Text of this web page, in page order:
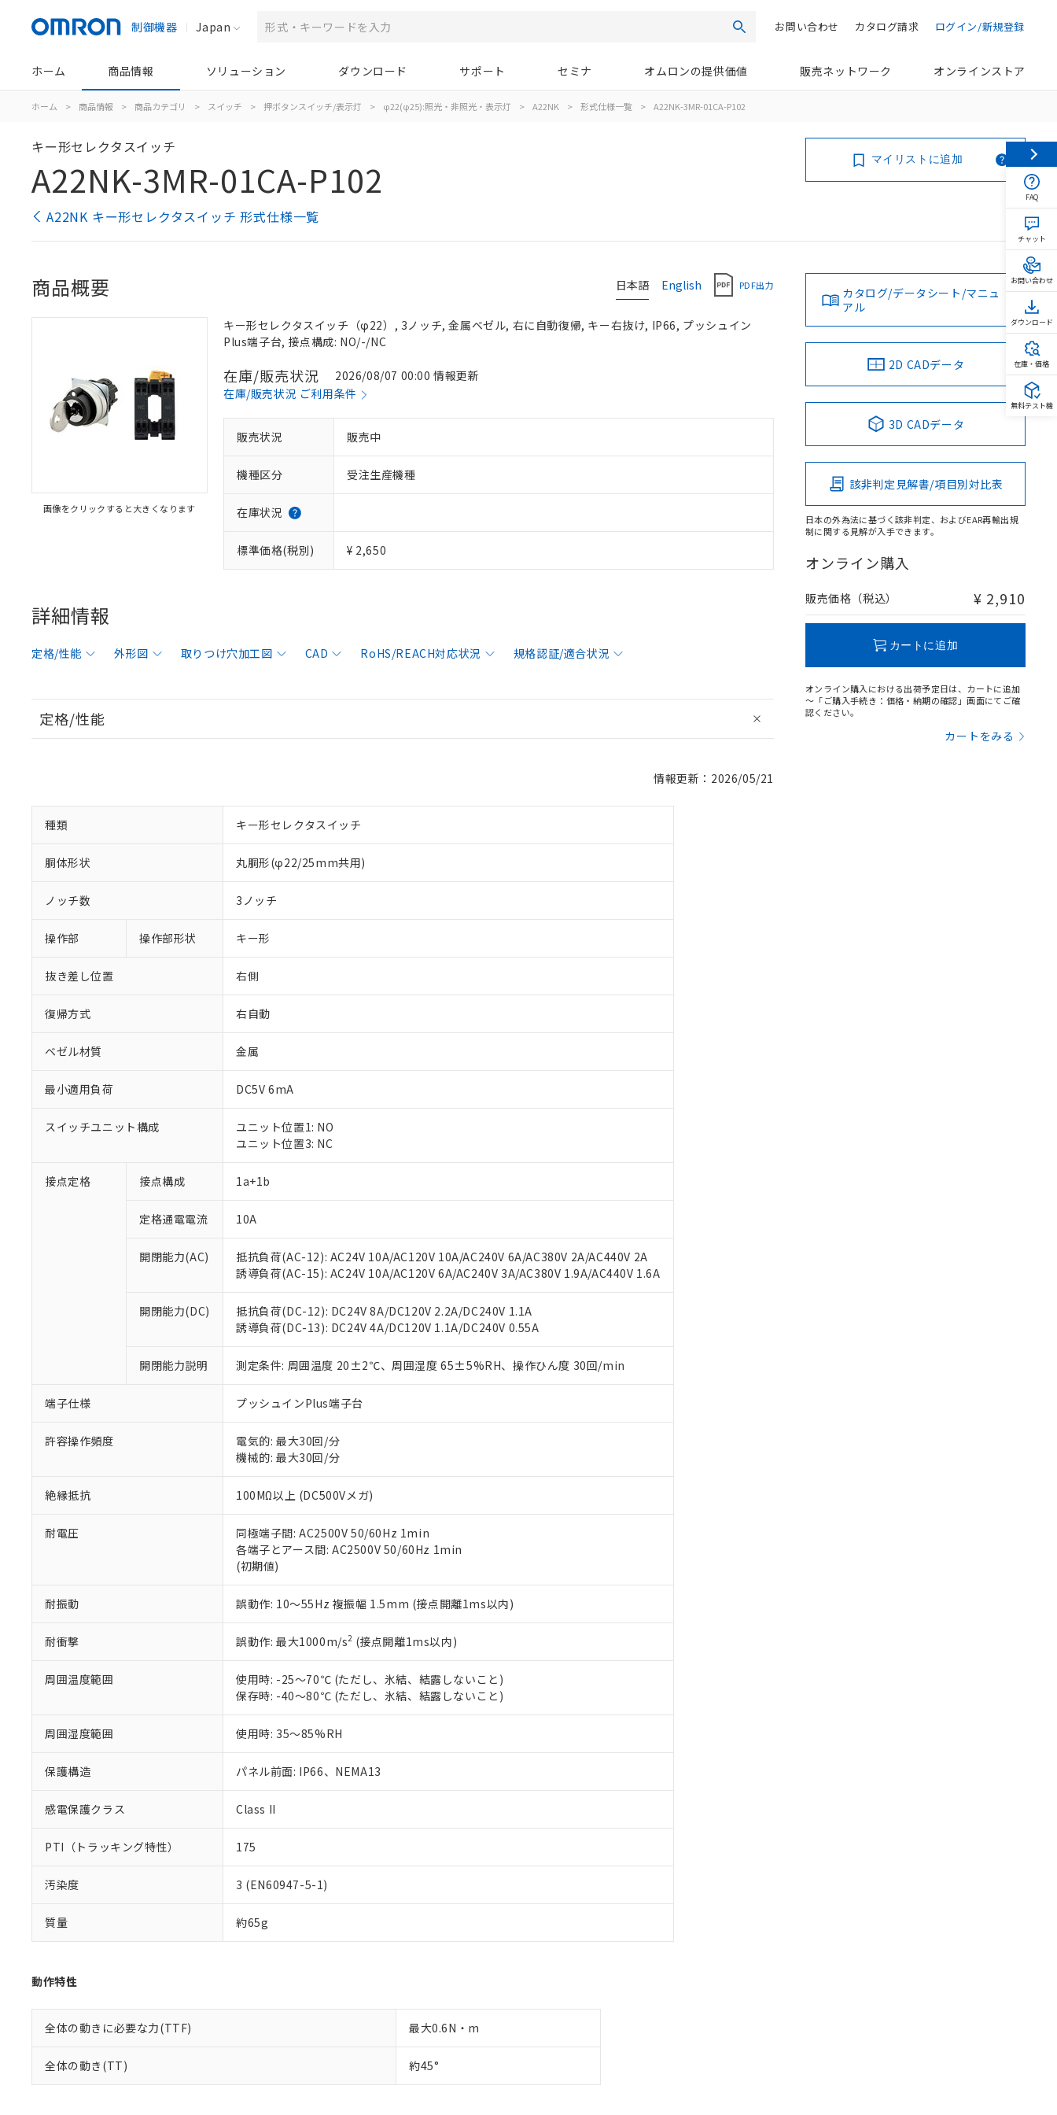
制御機器 Japan 検索 ログイン/新規登録
カタログ請求
お問い合わせ
ホーム 商品情報 ソリューション ダウンロード サポート セミナ オムロンの提供価値 販売ネットワーク オンラインストア
ホーム > 商品情報 > 商品カテゴリ > スイッチ > 押ボタンスイッチ/表示灯 > φ22(φ25):照光・非照光・表示灯 > A22NK > 形式仕様一覧 > A22NK-3MR-01CA-P102
キー形セレクタスイッチ
A22NK-3MR-01CA-P102
A22NK キー形セレクタスイッチ 形式仕様一覧
マイリストに追加
日本語 English PDF出力
商品概要
画像をクリックすると大きくなります
キー形セレクタスイッチ（φ22）, 3ノッチ, 金属ベゼル, 右に自動復帰, キー右抜け, IP66, プッシュイン
Plus端子台, 接点構成: NO/-/NC
在庫/販売状況
2026/08/07 00:00 情報更新
在庫/販売状況 ご利用条件
販売状況 販売中
機種区分 受注生産機種
在庫状況
標準価格(税別) ¥ 2,650
詳細情報
定格/性能 外形図 取りつけ穴加工図 CAD RoHS/REACH対応状況 規格認証/適合状況
定格/性能
情報更新：2026/05/21
種類 キー形セレクタスイッチ
胴体形状 丸胴形(φ22/25mm共用)
ノッチ数 3ノッチ
操作部 操作部形状 キー形
抜き差し位置 右側
復帰方式 右自動
ベゼル材質 金属
最小適用負荷 DC5V 6mA
スイッチユニット構成
ユニット位置1: NO
ユニット位置3: NC
接点定格 接点構成 1a+1b
定格通電電流 10A
開閉能力(AC)
抵抗負荷(AC-12): AC24V 10A/AC120V 10A/AC240V 6A/AC380V 2A/AC440V 2A
誘導負荷(AC-15): AC24V 10A/AC120V 6A/AC240V 3A/AC380V 1.9A/AC440V 1.6A
開閉能力(DC)
抵抗負荷(DC-12): DC24V 8A/DC120V 2.2A/DC240V 1.1A
誘導負荷(DC-13): DC24V 4A/DC120V 1.1A/DC240V 0.55A
開閉能力説明 測定条件: 周囲温度 20±2℃、周囲湿度 65±5%RH、操作ひん度 30回/min
端子仕様 プッシュインPlus端子台
許容操作頻度
電気的: 最大30回/分
機械的: 最大30回/分
絶縁抵抗 100MΩ以上 (DC500Vメガ)
耐電圧
同極端子間: AC2500V 50/60Hz 1min
各端子とアース間: AC2500V 50/60Hz 1min
(初期値)
耐振動 誤動作: 10～55Hz 複振幅 1.5mm (接点開離1ms以内)
耐衝撃 誤動作: 最大1000m/s2 (接点開離1ms以内)
周囲温度範囲
使用時: -25～70℃ (ただし、氷結、結露しないこと)
保存時: -40～80℃ (ただし、氷結、結露しないこと)
周囲湿度範囲 使用時: 35～85%RH
保護構造 パネル前面: IP66、NEMA13
感電保護クラス Class II
PTI（トラッキング特性） 175
汚染度 3 (EN60947-5-1)
質量 約65g
動作特性
全体の動きに必要な力(TTF) 最大0.6N・m
全体の動き(TT) 約45°
カタログ/データシート/マニュ
アル
2D CADデータ
3D CADデータ
該非判定見解書/項目別対比表
日本の外為法に基づく該非判定、およびEAR再輸出規
制に関する見解が入手できます。
オンライン購入
販売価格（税込） ¥ 2,910
カートに追加
オンライン購入における出荷予定日は、カートに追加
～「ご購入手続き：価格・納期の確認」画面にてご確
認ください。
カートをみる
ご利用条件
以下の条件をお読みいただき、同意のうえご利用ください。
本サービスは、当社制御機器事業取扱商品の当社在庫状況および標準価格(税抜)を提供させていただ
くものです。
当社制御機器事業取扱商品の中には、本サービスの対象外となる商品もあることをご了承ください。
在庫状況および標準価格照会結果は、記載している更新日時点での社内データに基づき作成されるも
のであり、閲覧された時点での実際の在庫および標準価格とは異なる場合があることをご了承くださ
正式な納期状況および標準価格はお客様のお取引先、またはお客様担当のオムロン制御機器販売店・
当社販売員にご相談ください。
在庫状況および標準価格結果を当社の事前の承諾なく第三者に漏洩または開示しないようお願いしま
す。
ている必要があります。
お客様が当ウェブサイト上で当社にご登録された部品リストについて、当社および当社の共同利用者
が、当社の製品・サービスに関するお客様との取引・商談に必要な範囲で利用することをご了承くだ
さい。
※当社の共同利用者とは、
"個人情報の共同利用に関して"
※1 対応状況
対応済み：EU RoHS指令（10物質）の非含有に対応した製品が提供可能な商品です。
対応予定：EU RoHS指令（10物質）の非含有に対応した製品に切り替える予定のある商品です。
対応予定なし：EU RoHS指令（10物質）の非含有に非対応の商品で、対応品を出す予定はありません。
調査・確認中：EU RoHS指令（10物質）の非含有の対応状況を調査中または確認中の商品です。
非該当品：ライセンス料など無形物で、有害物質有無と関係のない商品です。
仕入先様の事情により、非含有部品としていたものが、含有品と判明した場合などやむを得ず変更すること
*EU RoHS指令（10物質）：
鉛(Pb) 1000ppm以下、 水銀(Hg) 1000ppm以下、 カドミウム(Cd) 100ppm以下、
六価クロム(Cr(Ⅵ)) 1000ppm以下、ポリ臭化ビフェニル類(PBB) 1000ppm以下、ポリ臭化ジフェニルエーテル類(PBDE) 1000ppm以下、
フタル酸ビス(2-エチルヘキシル) (DEHP)(別名：DOP) 1000ppm以下、フタル酸ブチルベンジル（BBP） 1000ppm以下、フタル酸ジブチ
ル（DBP） 1000ppm以下、フタル酸ジイソブチル (DIBP) 1000ppm以下
但し、RoHS指令で産業用監視および制御機器に対する適用除外項目は除く。
フタル酸エステル類の４物質については閾値を超える意図的な使用がないことを確認しています。
※2 対応予定月
部品在庫の切り替え状況などにより、予定月が前後することがあります。
※3 非含有証明書ダウンロード
下記の非含有証明書をダウンロードすることができます。
EU RoHS指令（10物質）の非含有証明書
51物質の非含有証明書（当社基準）
※本証明書は発行日時点で非含有を証明するもので、過去に遡って非含有を証明するものではありません。
混在することから備考欄に対応日を記載しておりました。
既に当社にて対応品への在庫切替を完了していることから、特段のことがない限り、2022年1月12日よ
り割愛しております。
※1 中国RoHS○×表
「○」：最大均質材料含有率が中国RoHSの基準値以下であることを示します。
「×」：最大均質材料含有率が中国RoHSの基準値を超えていることを示します。
「－」：未確認です。当社販売部門へお問い合わせください。
Pb(鉛) :1000ppm、 Hg(水銀) : 1000ppm、 Cd(カドミウム) : 100ppm、
Cr(Ⅵ)(六価クロム) : 1000ppm、 PBBs(ポリ臭化ビフェニル類) : 1000ppm、 PBDEs(ポリ臭化ジフェニルエーテル類) : 1000ppm、
DBP(フタル酸ジブチル) : 1000ppm、 DIBP(フタル酸ジイソブチル) : 1000ppm、 BBP(フタル酸ブチルベンジル) : 1000ppm、
DEHP(フタル酸ビス(2-エチルヘキシル)) : 1000ppm
※2 環境保護使用期限
「ｅ」：有害物質（10物質）のすべてが基準値以下であることを示します。
「10」：通常の使用状況下において有害物質が外部に漏えいし、環境に深刻な影響を及ぼさない年数を意
「－」：未確認です。当社販売部門へお問い合わせください。
う）を輸出または国外への提供する場合は、日本国政府の輸出許可(または役務取引許可)を取得する
などの必要な手続きをとります。
当社は規制貨物を破棄する場合は、完全に破砕するなど、違法に輸出されないよう必要な手段を講じ
ます。
当社は貴社製品を、核兵器、ミサイル、化学兵器、生物兵器またはその他武器並びにこれらの製造装
置等に一切使用いたしません。
当社は、貴社製品を第三者に販売する場合は、上記1、2および3の内容を当該第三者に通知します。
たしません。
合意する キャンセル
○ 一定数以上の在庫あり
△ 一定数には満たないが在庫あり
－
在庫なし(最新の在庫状況については、お客様のお取引先、またはお客様担当のオムロン制御
機器販売店・当社販売員にご確認ください)
空
受注生産機種、また在庫状況の情報を公開していない機種
FAQ
チャット
お問い合わせ
ダウンロード
在庫・価格
無料テスト機